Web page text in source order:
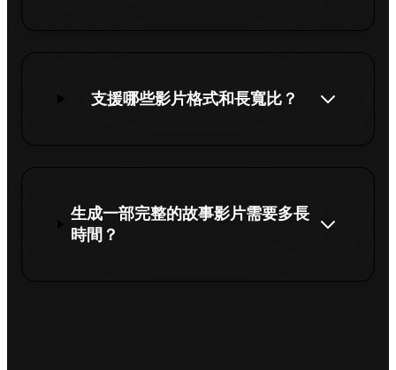
支援哪些影片格式和長寬比？
生成一部完整的故事影片需要多長
時間？